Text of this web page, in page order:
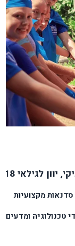
לגילאי 15-18
מקצועיות
טכנולוגיה ומדעים